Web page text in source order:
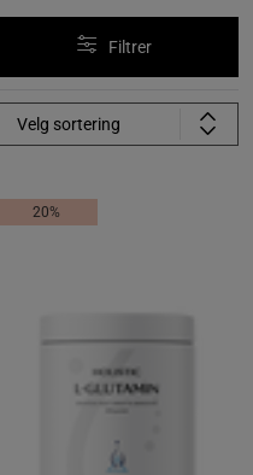
Filtrer
Velg sortering
20%